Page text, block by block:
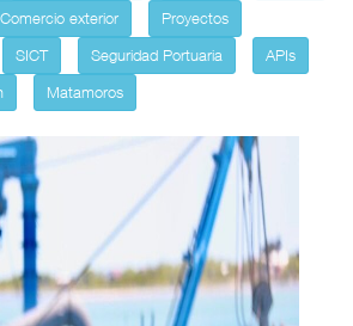
Comercio exterior
Proyectos
SICT Seguridad Portuaria
APIs
Matamoros